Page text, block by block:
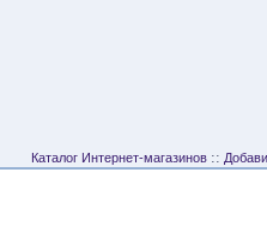
Каталог Интернет-магазинов ::